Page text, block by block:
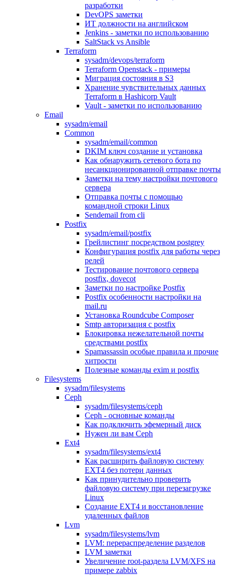
разработки
DevOPS заметки
ИТ должности на английском
Jenkins - заметки по использованию
SaltStack vs Ansible
Terraform
sysadm/devops/terraform
Terraform Openstack - примеры
Миграция состояния в S3
Хранение чувствительных данных
Terraform в Hashicorp Vault
Vault - заметки по использованию
Email
sysadm/email
Common
sysadm/email/common
DKIM ключ создание и установка
Как обнаружить сетевого бота по
несанкционированной отправке почты
Заметки на тему настройки почтового
сервера
Отправка почты с помощью
командной строки Linux
Sendemail from cli
Postfix
sysadm/email/postfix
Грейлистинг посредством postgrey
Конфигурация postfix для работы через
релей
Тестирование почтового сервера
postfix, dovecot
Заметки по настройке Postfix
Postfix особенности настройки на
mail.ru
Установка Roundcube Composer
Smtp авторизация с postfix
Блокировка нежелательной почты
средствами postfix
Spamassassin особые правила и прочие
хитрости
Полезные команды exim и postfix
Filesystems
sysadm/filesystems
Ceph
sysadm/filesystems/ceph
Ceph - основные команды
Как подключить эфемерный диск
Нужен ли вам Ceph
Ext4
sysadm/filesystems/ext4
Как расширить файловую систему
EXT4 без потери данных
Как принудительно проверить
файловую систему при перезагрузке
Linux
Создание EXT4 и восстановление
удаленных файлов
Lvm
sysadm/filesystems/lvm
LVM: перераспределение разделов
LVM заметки
Увеличение root-раздела LVM/XFS на
примере zabbix